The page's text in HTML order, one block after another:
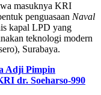
masuknya KRI
penguasaan Naval
kapal LPD yang
teknologi modern
Surabaya.
Adji Pimpin
dr. Soeharso-990